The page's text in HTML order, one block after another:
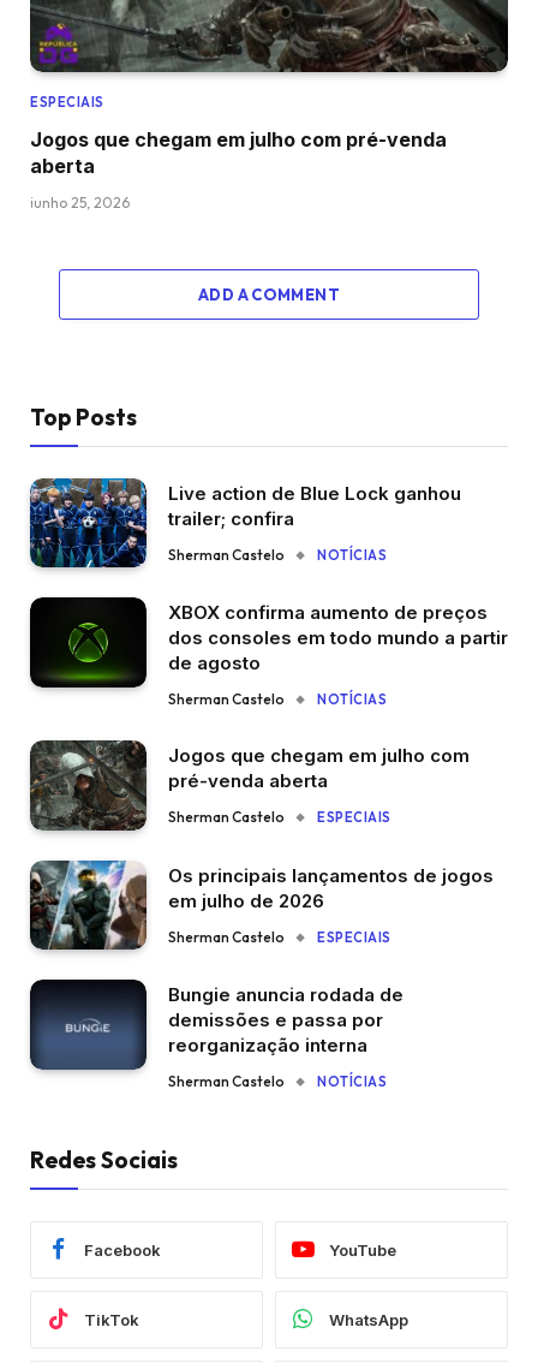
ESPECIAIS
Jogos que chegam em julho com pré-venda
aberta
junho 25, 2026
ADD A COMMENT
Top Posts
Live action de Blue Lock ganhou
trailer; confira
Sherman Castelo NOTÍCIAS
XBOX confirma aumento de preços
dos consoles em todo mundo a partir
de agosto
Sherman Castelo NOTÍCIAS
Jogos que chegam em julho com
pré-venda aberta
Sherman Castelo ESPECIAIS
Os principais lançamentos de jogos
em julho de 2026
Sherman Castelo ESPECIAIS
Bungie anuncia rodada de
demissões e passa por
reorganização interna
Sherman Castelo NOTÍCIAS
Redes Sociais
Facebook YouTube
TikTok WhatsApp